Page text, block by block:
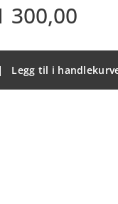
300,00
Legg til i